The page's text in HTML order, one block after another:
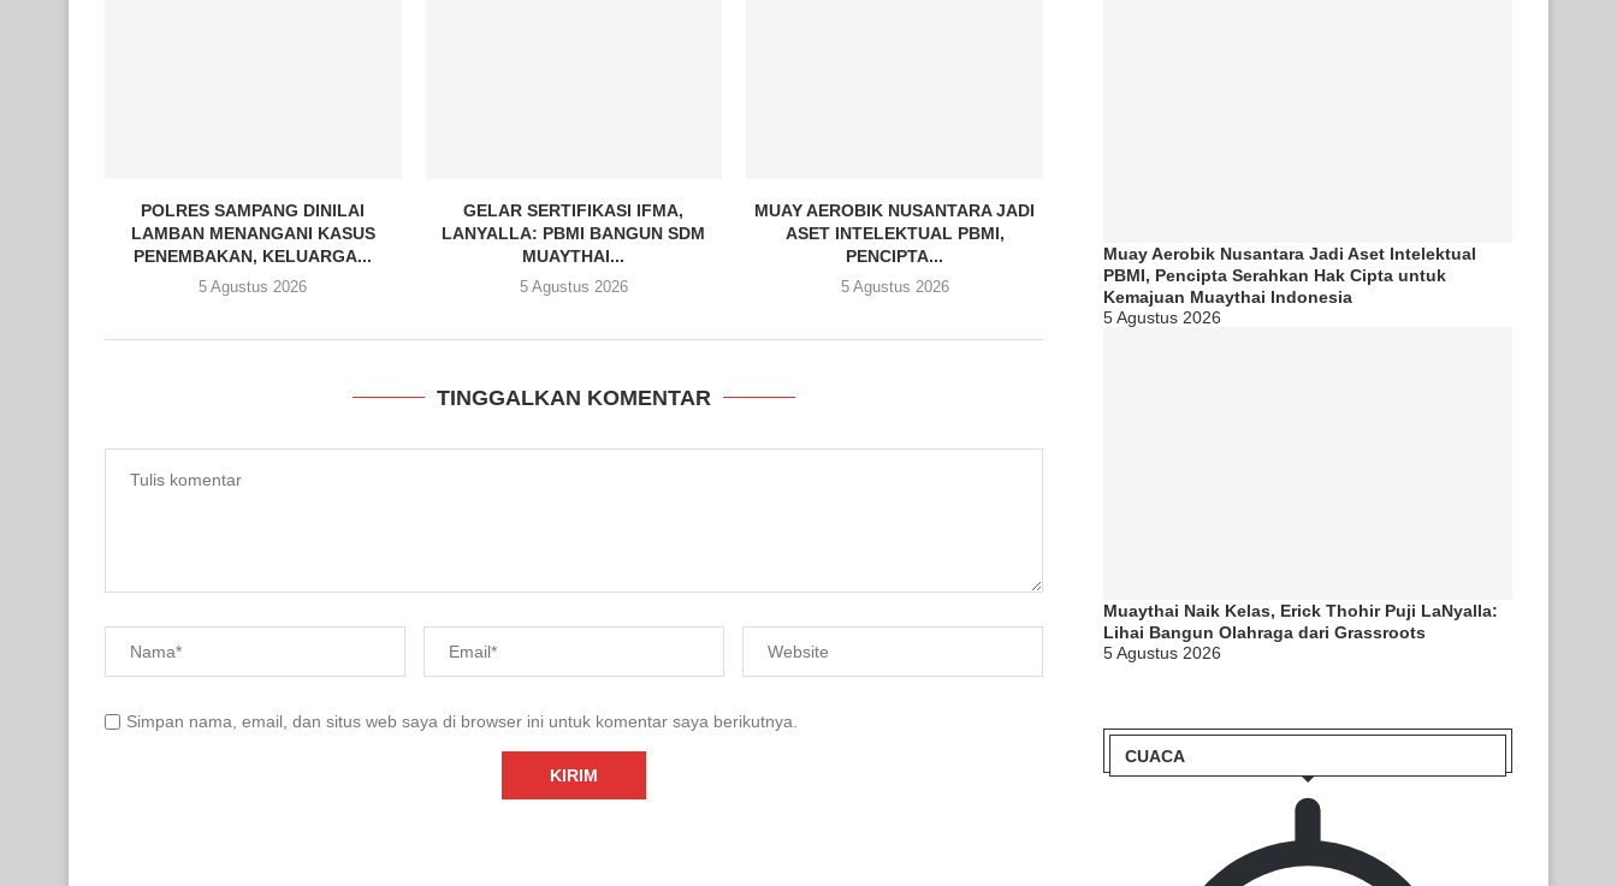
POLRES SAMPANG DINILAI
LAMBAN MENANGANI KASUS
PENEMBAKAN, KELUARGA...
5 Agustus 2026
GELAR SERTIFIKASI IFMA,
LANYALLA: PBMI BANGUN SDM
MUAYTHAI...
5 Agustus 2026
MUAY AEROBIK NUSANTARA JADI
ASET INTELEKTUAL PBMI,
PENCIPTA...
5 Agustus 2026
TINGGALKAN KOMENTAR
Simpan nama, email, dan situs web saya di browser ini untuk komentar saya berikutnya.
Muay Aerobik Nusantara Jadi Aset Intelektual
PBMI, Pencipta Serahkan Hak Cipta untuk
Kemajuan Muaythai Indonesia
5 Agustus 2026
Muaythai Naik Kelas, Erick Thohir Puji LaNyalla:
Lihai Bangun Olahraga dari Grassroots
5 Agustus 2026
CUACA